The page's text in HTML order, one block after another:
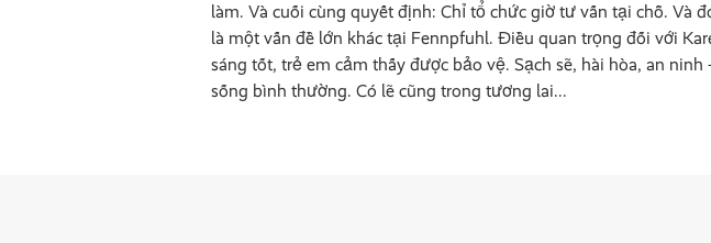
làm. Và cuối cùng quyết định: Chỉ tổ chức giờ tư vấn tại chỗ. Và
là một vấn đề lớn khác tại Fennpfuhl. Điều quan trọng đối với
sáng tốt, trẻ em cảm thấy được bảo vệ. Sạch sẽ, hài hòa, an
sống bình thường. Có lẽ cũng trong tương lai...